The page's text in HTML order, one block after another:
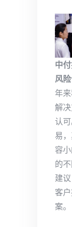
中
风
年
解
认
易
容
的
建
客
案。